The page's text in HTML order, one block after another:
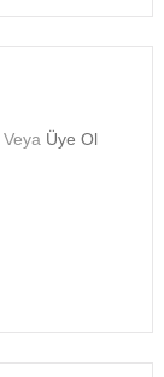
Veya Üye Ol